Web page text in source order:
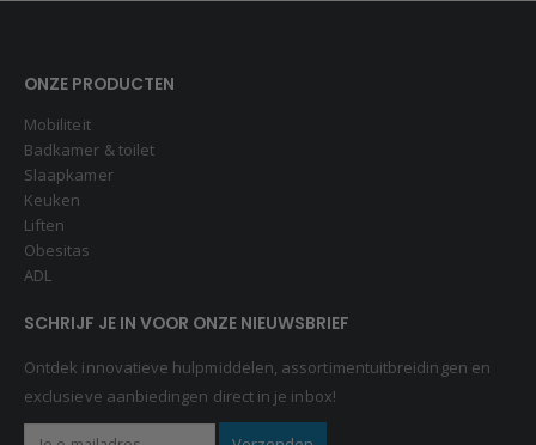
ONZE PRODUCTEN
Mobiliteit
Badkamer & toilet
Slaapkamer
Keuken
Liften
Obesitas
ADL
SCHRIJF JE IN VOOR ONZE NIEUWSBRIEF
Ontdek innovatieve hulpmiddelen, assortimentuitbreidingen en
exclusieve aanbiedingen direct in je inbox!